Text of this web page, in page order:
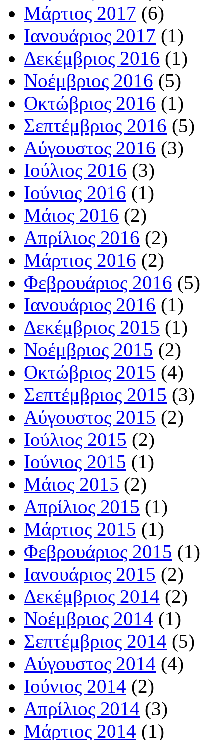
Μάρτιος 2017 (6)
Ιανουάριος 2017 (1)
Δεκέμβριος 2016 (1)
Νοέμβριος 2016 (5)
Οκτώβριος 2016 (1)
Σεπτέμβριος 2016 (5)
Αύγουστος 2016 (3)
Ιούλιος 2016 (3)
Ιούνιος 2016 (1)
Μάιος 2016 (2)
Απρίλιος 2016 (2)
Μάρτιος 2016 (2)
Φεβρουάριος 2016 (5)
Ιανουάριος 2016 (1)
Δεκέμβριος 2015 (1)
Νοέμβριος 2015 (2)
Οκτώβριος 2015 (4)
Σεπτέμβριος 2015 (3)
Αύγουστος 2015 (2)
Ιούλιος 2015 (2)
Ιούνιος 2015 (1)
Μάιος 2015 (2)
Απρίλιος 2015 (1)
Μάρτιος 2015 (1)
Φεβρουάριος 2015 (1)
Ιανουάριος 2015 (2)
Δεκέμβριος 2014 (2)
Νοέμβριος 2014 (1)
Σεπτέμβριος 2014 (5)
Αύγουστος 2014 (4)
Ιούνιος 2014 (2)
Απρίλιος 2014 (3)
Μάρτιος 2014 (1)